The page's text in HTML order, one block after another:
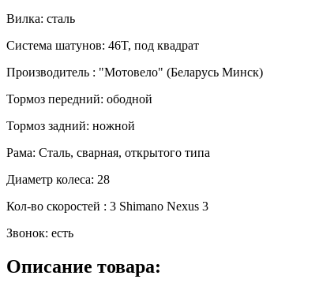
Вилка: сталь
Система шатунов: 46T, под квадрат
Производитель : "Мотовело" (Беларусь Минск)
Тормоз передний: ободной
Тормоз задний: ножной
Рама: Сталь, сварная, открытого типа
Диаметр колеса: 28
Кол-во скоростей : 3 Shimano Nexus 3
Звонок: есть
Описание товара: